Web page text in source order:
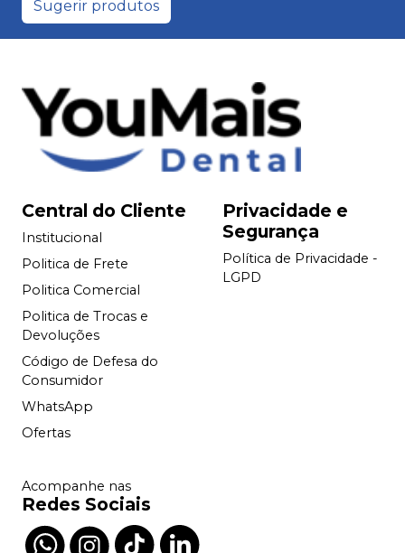
Sugerir produtos
Central do Cliente
Institucional
Politica de Frete
Politica Comercial
Politica de Trocas e
Devoluções
Código de Defesa do
Consumidor
WhatsApp
Ofertas
Privacidade e
Segurança
Política de Privacidade -
LGPD
Acompanhe nas
Redes Sociais